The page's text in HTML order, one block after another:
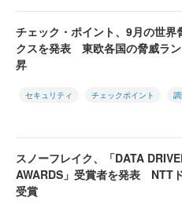
チェック・ポイント、9月の世界
クスを発表 東欧各国の脅威ラ
昇
セキュリティ チェックポイント
スノーフレイク、「DATA
AWARDS」受賞者を発表 NTT
受賞